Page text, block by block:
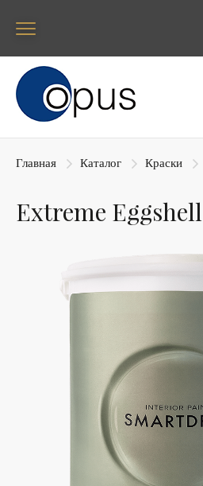
Блок поиска
Главная Каталог Краски
Extreme Eggshell